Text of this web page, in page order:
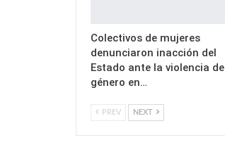
Colectivos de mujeres
denunciaron inacción del
Estado ante la violencia de
género en…
PREV NEXT